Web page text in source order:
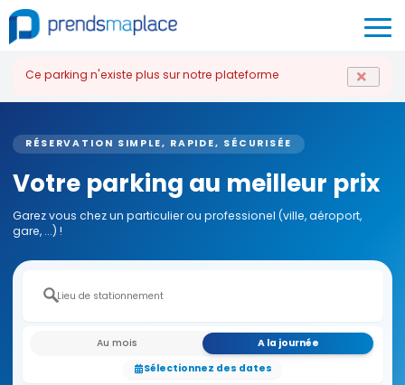
Ce parking n'existe plus sur notre plateforme
RÉSERVATION SIMPLE, RAPIDE, SÉCURISÉE
Votre parking au meilleur prix
Garez vous chez un particulier ou professionel (ville, aéroport,
gare, ...) !
Au mois
A la journée
Sélectionnez des dates